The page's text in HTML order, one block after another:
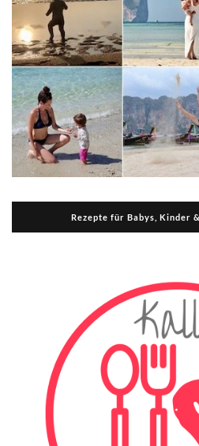
Rezepte für Babys, Kinder